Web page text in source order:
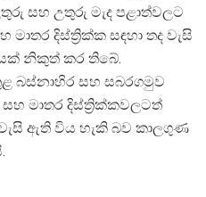
සහ උතුරු මැද පළාත්වලට
මාතර දිස්ත්රික්ක සඳහා තද වැසි
නිකුත් කර තිබේ.
බස්නාහිර සහ සබරගමුව
මාතර දිස්ත්රික්කවලටත්
ඇති විය හැකි බව කාලගුණ